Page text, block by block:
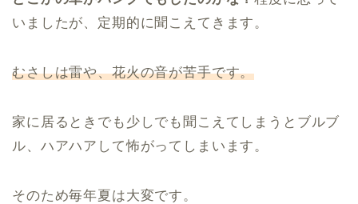
いましたが、定期的に聞こえてきます。
むさしは雷や、花火の音が苦手です。
家に居るときでも少しでも聞こえてしまうとブルブ
ル、ハアハアして怖がってしまいます。
そのため毎年夏は大変です。